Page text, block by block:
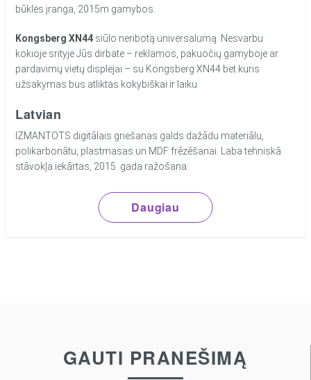
būklės įranga, 2015m gamybos.
Kongsberg XN44 siūlo neribotą universalumą. Nesvarbu
kokioje srityje Jūs dirbate – reklamos, pakuočių gamyboje ar
pardavimų vietų displėjai – su Kongsberg XN44 bet kuris
užsakymas bus atliktas kokybiškai ir laiku.
Latvian
IZMANTOTS digitālais griešanas galds dažādu materiālu,
polikarbonātu, plastmasas un MDF frēzēšanai. Laba tehniskā
stāvokļa iekārtas, 2015. gada ražošana.
Daugiau
GAUTI PRANEŠIMĄ